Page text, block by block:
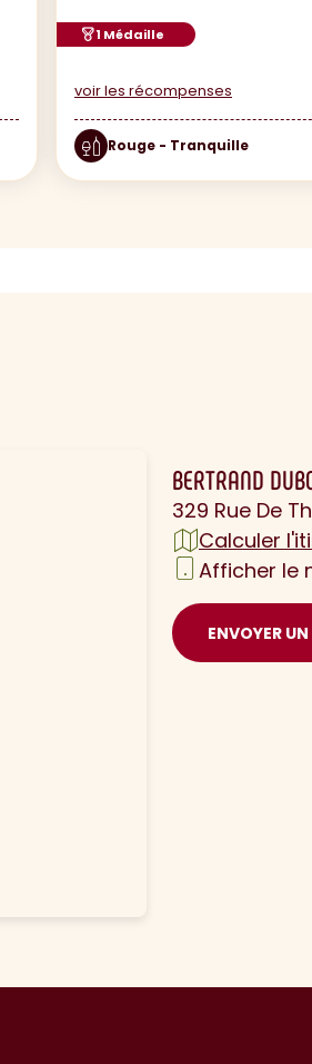
1 Médaille
voir les récompenses
Rouge - Tranquille
BERTRAND
329 Rue De
Calculer
Afficher le
ENVOYER